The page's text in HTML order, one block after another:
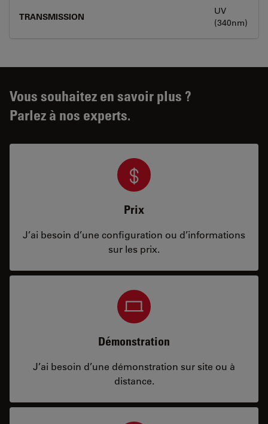
TRANSMISSION
UV
(340nm)
Vous souhaitez en savoir plus ?
Parlez à nos experts.
Prix
J’ai besoin d’une configuration ou d’informations
sur les prix.
Démonstration
J’ai besoin d’une démonstration sur site ou à
distance.